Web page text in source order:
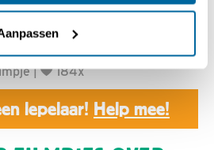
dapper terug
juni 2026, 18:30 |
Vind ik
| 184x
lepelaar! Help mee!